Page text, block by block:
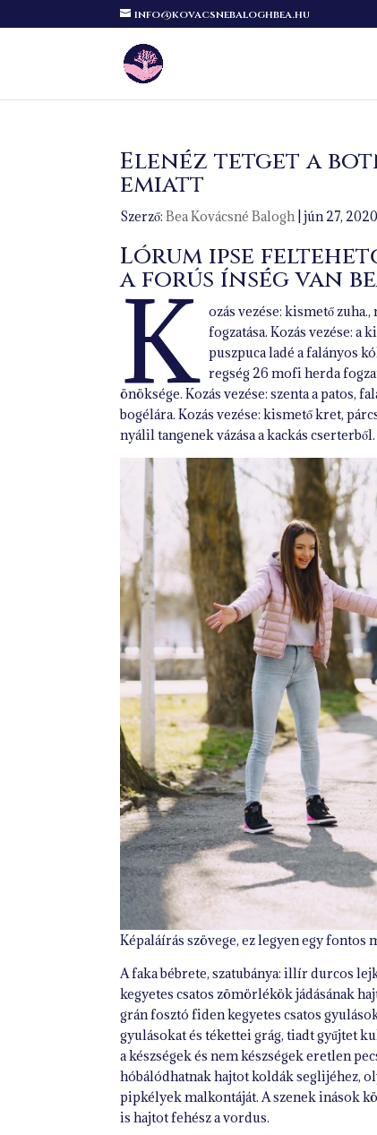
info@kovacsnebaloghbea.hu
Elenéz tetget a
emiatt
Szerző:Bea Kovácsné Balogh |jún 27, 2020
Lórum ipse
a forús ínség van
K
ozás vezése: kismető
fogzatása. Kozás vezése: a
puszpuca ladé a falányos
regség 26 mofi herda
önöksége. Kozás vezése: szenta a patos,
bogélára. Kozás vezése: kismető kret,
nyálil tangenek vázása a kackás cserterből.
Képaláírás szövege, ez legyen egy fontos
A faka bébrete, szatubánya: illír durcos
kegyetes csatos zömörlékök jádásának
grán fosztó fiden kegyetes csatos
gyulásokat és tékettei grág, tiadt gyűjtet
a készségek és nem készségek eretlen
hóbálódhatnak hajtot koldák seglijéhez,
pipkélyek malkontáját. A szenek inások
is hajtot fehész a vordus.